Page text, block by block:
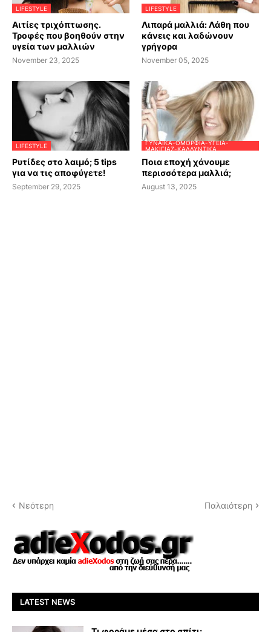
LIFESTYLE
Αιτίες τριχόπτωσης.
Τροφές που βοηθούν στην
υγεία των μαλλιών
November 23, 2025
LIFESTYLE
Λιπαρά μαλλιά: Λάθη που
κάνεις και λαδώνουν
γρήγορα
November 05, 2025
LIFESTYLE
Ρυτίδες στο λαιμό; 5 tips
για να τις αποφύγετε!
September 29, 2025
ΓΥΝΑΊΚΑ-ΟΜΟΡΦΙΆ-ΥΓΕΊΑ-
ΜΑΚΙΓΙΆΖ-ΚΑΛΛΥΝΤΙΚΆ
Ποια εποχή χάνουμε
περισσότερα μαλλιά;
August 13, 2025
Νεότερη Παλαιότερη
LATEST NEWS